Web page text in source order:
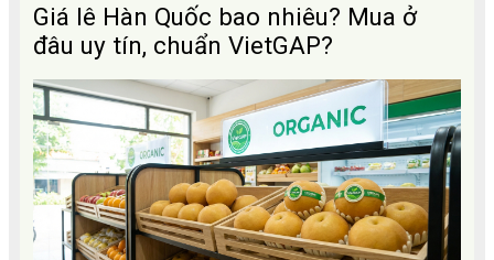
Giá lê Hàn Quốc bao nhiêu? Mua ở
đâu uy tín, chuẩn VietGAP?